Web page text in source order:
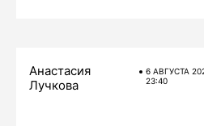
Анастасия
Лучкова
6 АВГУСТА
23:40